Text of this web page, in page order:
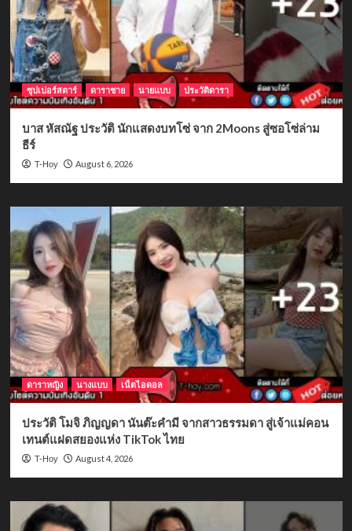
ซุปเปอร์สตาร์ ดาราชาย นายแบบ ประวัติดารา
บาส หัสณัฐ ประวัติ นักแสดงบทโซ่ จาก 2Moons สู่ซอโซ่ล่าม
ธีร์
T-Hoy August 6, 2026
ดาราหญิง นางแบบ เน็ตไอดอล
ประวัติ โมจิ ภิญญดา นันต๊ะคำมี จากสาวธรรมดา สู่เจ้าแม่คอน
เทนต์แฝดสยองแห่ง TikTok ไทย
T-Hoy August 4, 2026